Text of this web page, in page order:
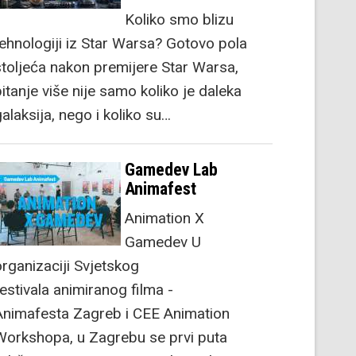
Koliko smo blizu
iz Star Warsa? Gotovo pola
nakon premijere Star Warsa,
više nije samo koliko je daleka
nego i koliko su…
Gamedev Lab
Animafest
Animation X
Gamedev U
Svjetskog
animiranog filma -
Zagreb i CEE Animation
u Zagrebu se prvi puta